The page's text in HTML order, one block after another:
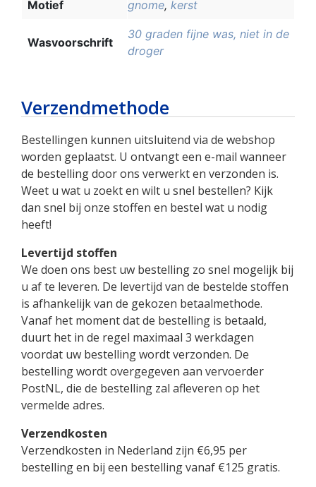
Motief gnome, kerst
Wasvoorschrift
30 graden fijne was, niet in de
droger
Verzendmethode
Bestellingen kunnen uitsluitend via de webshop
worden geplaatst. U ontvangt een e-mail wanneer
de bestelling door ons verwerkt en verzonden is.
Weet u wat u zoekt en wilt u snel bestellen? Kijk
dan snel bij onze stoffen en bestel wat u nodig
heeft!
Levertijd stoffen
We doen ons best uw bestelling zo snel mogelijk bij
u af te leveren. De levertijd van de bestelde stoffen
is afhankelijk van de gekozen betaalmethode.
Vanaf het moment dat de bestelling is betaald,
duurt het in de regel maximaal 3 werkdagen
voordat uw bestelling wordt verzonden. De
bestelling wordt overgegeven aan vervoerder
PostNL, die de bestelling zal afleveren op het
vermelde adres.
Verzendkosten
Verzendkosten in Nederland zijn €6,95 per
bestelling en bij een bestelling vanaf €125 gratis.